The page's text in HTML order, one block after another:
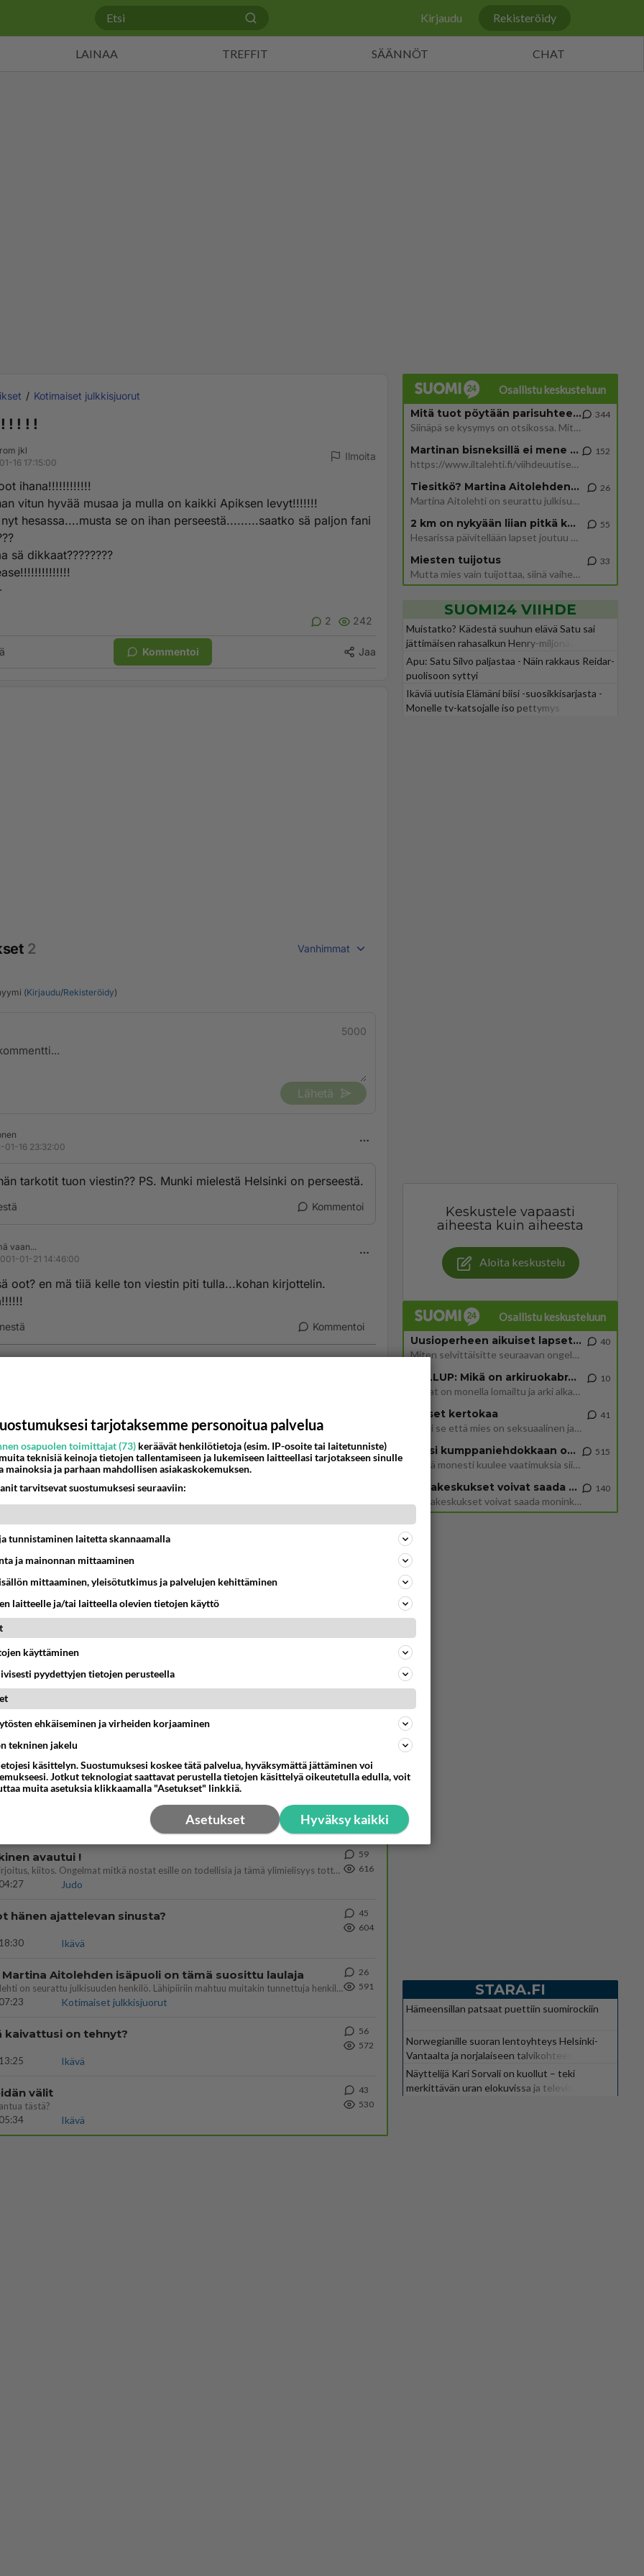
Kirjaudu Rekisteröidy
LAINAA TREFFIT SÄÄNNÖT CHAT
Kotimaiset julkkisjuorut
! ! ! !
jkl
16 17:15:00
Ilmoita
ihana!!!!!!!!!!!!
vitun hyvää musaa ja mulla on kaikki Apiksen levyt!!!!!!!
hesassa....musta se on ihan perseestä.........saatko sä paljon fani
sä dikkaat????????
2 242
Kommentoi Jaa
2 Vanhimmat
(Kirjaudu/Rekisteröidy)
5000
Lähetä
01-16 23:32:00
tarkotit tuon viestin?? PS. Munki mielestä Helsinki on perseestä.
Kommentoi
vaan...
01-21 14:46:00
oot? en mä tiiä kelle ton viestin piti tulla...kohan kirjottelin.
Kommentoi
Ketjusta on poistettu0sääntöjenvastaista viestiä.
Takaisin ylös
KESKUSTELUT
parisuhteessa?
Sinkut
ja kaivattuasi
Ikävä
54
liian pitkä koulumatka
Lieksa
738
kun on oikea aika. Sitä ei voi mikään eikä kukaan estää <3 <3
Ikävä
Kotimaiset julkkisjuorut
avautui !
Olipa hyvä kirjoitus, kiitos. Ongelmat mitkä nostat esille on todellisia ja tämä ylimielisyys totta ja se näkyy kaikessa
Judo
59
616
hänen ajattelevan sinusta?
Ikävä
45
604
Aitolehden isäpuoli on tämä suosittu laulaja
Martina Aitolehti on seurattu julkisuuden henkilö. Lähipiiriin mahtuu muitakin tunnettuja henkilöitä. Tiesitkö, että Ma
Kotimaiset julkkisjuorut
26
591
kaivattusi on tehnyt?
Ikävä
56
572
välit
tästä?
Ikävä
43
530
Osallistu keskusteluun
Mitä tuot pöytään parisuhteessa?
Siinäpä se kysymys on otsikossa. Mitäpä siis tuot/toisit pöytään parisuhteessa? Oletko mies vai nainen? Koetko sen mitä
344
Martinan bisneksillä ei mene hyvin
https://www.iltalehti.fi/viihdeuutiset/a/c46da6ab-340f-4790-aaa7-0865eed2336 Yrityksen konkurssihakemus on tullut kärä
152
Tiesitkö? Martina Aitolehden isäpuoli on tämä suosittu laulaja
Martina Aitolehti on seurattu julkisuuden henkilö. Lähipiiriin mahtuu muitakin tunnettuja henkilöitä. Tiesitkö, että Ma
26
2 km on nykyään liian pitkä koulumatka
Hesarissa päivitellään lapset joutuu nyt kulkemaan 2 km kouluun jösses. Ruostefillarilla tuo matka menee vaikka miten äk
55
Miesten tuijotus
Mutta mies vain tuijottaa, siinä vaiheessa käännän itse pään pois. Mikä juttu? Yleensä jos joku tuijottaa tai katsoo, hä
33
SUOMI24 VIIHDE
Muistatko? Kädestä suuhun elävä Satu sai
jättimäisen rahasalkun Henry-miljonääriltä
Apu: Satu Silvo paljastaa - Näin rakkaus Reidar-
puolisoon syttyi
Ikäviä uutisia Elämäni biisi -suosikkisarjasta -
Monelle tv-katsojalle iso pettymys
Keskustele vapaasti
aiheesta kuin aiheesta
Aloita keskustelu
Osallistu keskusteluun
Uusioperheen aikuiset lapset tyhjentää jääkaapin käydessään
Miten selvittäisitte seuraavan ongelman, meillä on uusioperhe, minulla teini-ikäiset lapset ja puolisolla aikuiset, jotk
40
GALLUP: Mikä on arkiruokabravuurisi?
Lomat on monella lomailtu ja arki alkaa. Se voi tarkoittaa myös sitä, että grillailut on grillattu ja palataan arjen ruo
10
Naiset kertokaa
Miksi se että mies on seksuaalinen ja haluaa seksiä ja te olette hänen mielestänne haluttava on vastenmielistä? Mikä sii
41
Miksi kumppaniehdokkaan oma elämä on teille ongelma?
Täällä monesti kuulee vaatimuksia siitä, että kumppaniehdokkaalla ei saisi olla lemmikkejä, lapsia, kavereita, eksiä, su
515
Datakeskukset voivat saada moninkertaisesti enemmän palautuksia kuin mitä ne maksavat veroja
”Datakeskukset voivat saada moninkertaisesti enemmän palautuksia kuin mitä ne maksavat veroja”, sanoo professori Jussi K
140
STARA.FI
Hämeensillan patsaat puettiin suomirockiin
Norwegianille suoran lentoyhteys Helsinki-
Vantaalta ja norjalaiseen talvikohteeseen
Näyttelijä Kari Sorvali on kuollut – teki
merkittävän uran elokuvissa ja televisiossa
tarjotaksemme personoitua palvelua
osapuolen toimittajat (73) keräävät henkilötietoja (esim. IP-osoite tai laitetunniste)
teknisiä keinoja tietojen tallentamiseen ja lukemiseen laitteellasi tarjotakseen sinulle
ja parhaan mahdollisen asiakaskokemuksen.
tarvitsevat suostumuksesi seuraaviin:
tunnistaminen laitetta skannaamalla
ja mainonnan mittaaminen
mittaaminen, yleisötutkimus ja palvelujen kehittäminen
laitteelle ja/tai laitteella olevien tietojen käyttö
käyttäminen
pyydettyjen tietojen perusteella
ehkäiseminen ja virheiden korjaaminen
tekninen jakelu
käsittelyn. Suostumuksesi koskee tätä palvelua, hyväksymättä jättäminen voi
Jotkut teknologiat saattavat perustella tietojen käsittelyä oikeutetulla edulla, voit
muita asetuksia klikkaamalla "Asetukset" linkkiä.
Hyväksy kaikki
Asetukset